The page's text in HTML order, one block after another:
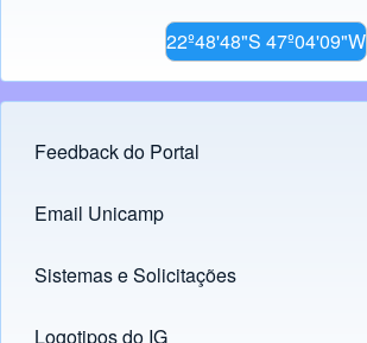
22º48'48"S 47º04'09"W
Footer menu
Feedback do Portal
Links
Email Unicamp
(opens in new tab)
Sistemas e Solicitações
(opens in new tab)
Logotipos do IG
(opens in new tab)